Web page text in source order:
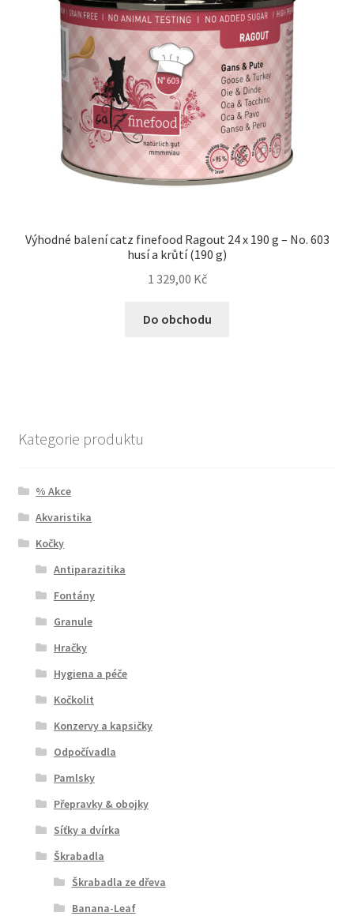
Výhodné balení catz finefood Ragout 24 x 190 g – No. 603
husí a krůtí (190 g)
1 329,00 Kč
Do obchodu
Kategorie produktu
% Akce
Akvaristika
Kočky
Antiparazitika
Fontány
Granule
Hračky
Hygiena a péče
Kočkolit
Konzervy a kapsičky
Odpočívadla
Pamlsky
Přepravky & obojky
Síťky a dvírka
Škrabadla
Škrabadla ze dřeva
Banana-Leaf